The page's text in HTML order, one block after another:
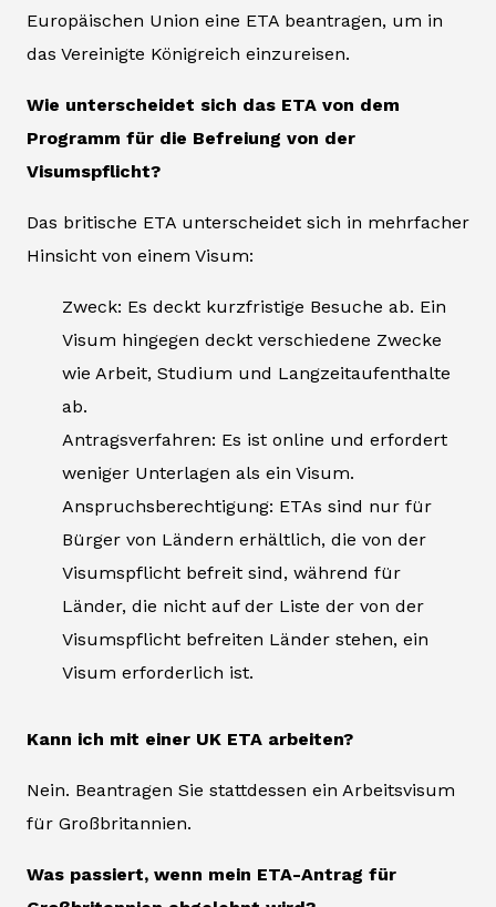
Europäischen Union eine ETA beantragen, um in
das Vereinigte Königreich einzureisen.
Wie unterscheidet sich das ETA von dem
Programm für die Befreiung von der
Visumspflicht?
Das britische ETA unterscheidet sich in mehrfacher
Hinsicht von einem Visum:
Zweck: Es deckt kurzfristige Besuche ab. Ein
Visum hingegen deckt verschiedene Zwecke
wie Arbeit, Studium und Langzeitaufenthalte
ab.
Antragsverfahren: Es ist online und erfordert
weniger Unterlagen als ein Visum.
Anspruchsberechtigung: ETAs sind nur für
Bürger von Ländern erhältlich, die von der
Visumspflicht befreit sind, während für
Länder, die nicht auf der Liste der von der
Visumspflicht befreiten Länder stehen, ein
Visum erforderlich ist.
Kann ich mit einer UK ETA arbeiten?
Nein. Beantragen Sie stattdessen ein Arbeitsvisum
für Großbritannien.
Was passiert, wenn mein ETA-Antrag für